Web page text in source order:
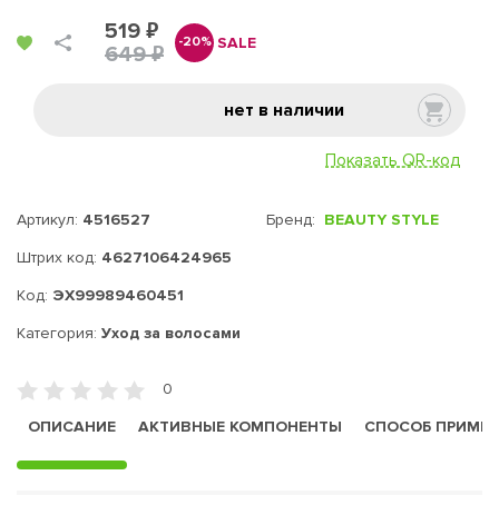
519 ₽
649 ₽
-20% SALE
нет в наличии
Показать QR-код
Артикул: 4516527
Штрих код: 4627106424965
Код: ЭХ99989460451
Бренд: BEAUTY STYLE
Категория: Уход за волосами
0
ОПИСАНИЕ
АКТИВНЫЕ КОМПОНЕНТЫ СПОСОБ